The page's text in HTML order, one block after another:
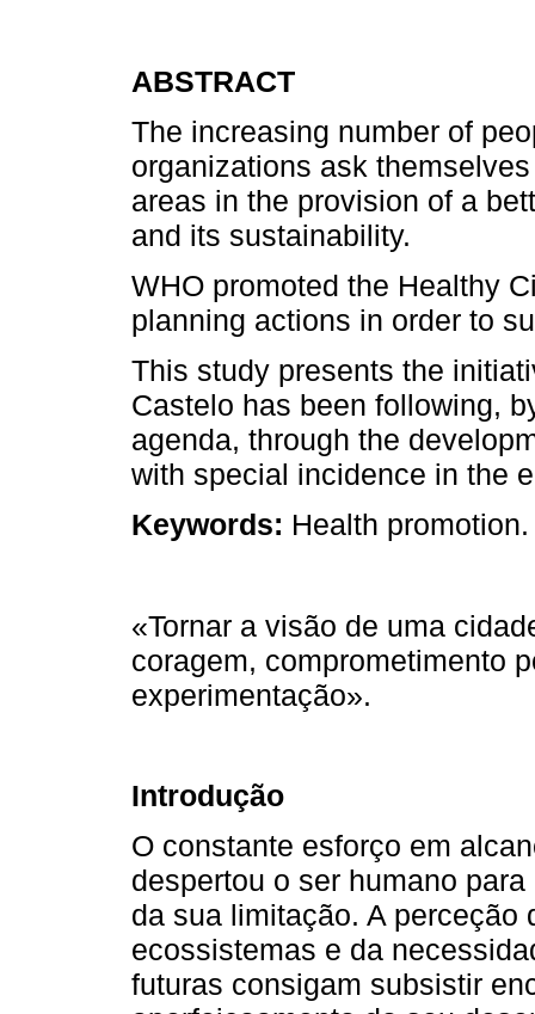
ABSTRACT
The increasing number of
organizations ask
areas in the provision of a
and its sustainability.
WHO promoted the Healthy
planning actions in order to
This study presents the
Castelo has been following,
agenda, through the
with special incidence in the
Keywords: Health
«Tornar a visão de uma
coragem, comprometimento
experimentação».
Introdução
O constante esforço em
despertou o ser humano
da sua limitação. A
ecossistemas e da
futuras consigam subsistir